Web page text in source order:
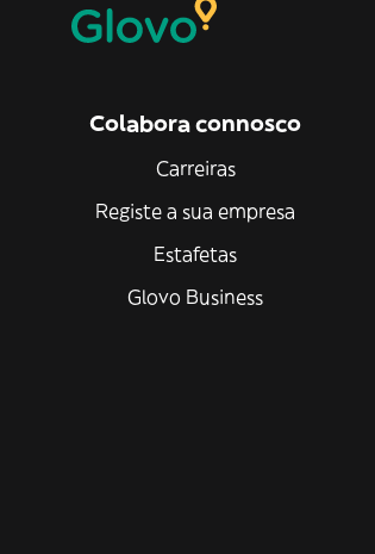
Colabora connosco
Carreiras
Registe a sua empresa
Estafetas
Glovo Business